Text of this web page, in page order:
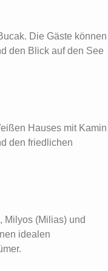
Die Gäste können
den Blick auf den See
Hauses mit Kamin
den friedlichen
Milyos (Milias) und
idealen